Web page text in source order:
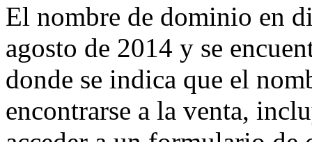
El nombre de dominio en
agosto de 2014 y se
donde se indica que el
encontrarse a la venta,